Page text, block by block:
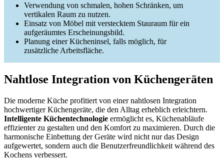
Verwendung von schmalen, hohen Schränken, um
vertikalen Raum zu nutzen.
Einsatz von Möbel mit verstecktem Stauraum für ein
aufgeräumtes Erscheinungsbild.
Planung einer Kücheninsel, falls möglich, für
zusätzliche Arbeitsfläche.
Nahtlose Integration von Küchengeräten
Die moderne Küche profitiert von einer nahtlosen Integration
hochwertiger Küchengeräte, die den Alltag erheblich erleichtern.
Intelligente Küchentechnologie ermöglicht es, Küchenabläufe
effizienter zu gestalten und den Komfort zu maximieren. Durch die
harmonische Einbettung der Geräte wird nicht nur das Design
aufgewertet, sondern auch die Benutzerfreundlichkeit während des
Kochens verbessert.